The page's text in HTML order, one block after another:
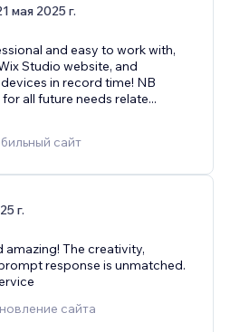
мая 2025 г.
and easy to work with,
Studio website, and
in record time! NB
all future needs relate...
сайт
г.
The creativity,
response is unmatched.
сайта